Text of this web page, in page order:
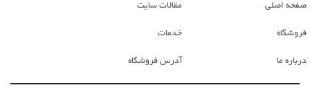
صفحه اصلی
فروشگاه
درباره ما
مقالات سایت
خدمات
آدرس فروشگاه